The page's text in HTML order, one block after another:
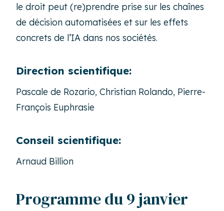
le droit peut (re)prendre prise sur les chaînes
de décision automatisées et sur les effets
concrets de l’IA dans nos sociétés.
Direction scientifique:
Pascale de Rozario, Christian Rolando, Pierre-
François Euphrasie
Conseil scientifique:
Arnaud Billion
Programme du 9 janvier